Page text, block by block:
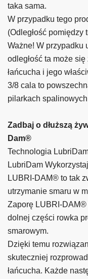
taka sama.
W przypadku tego
(Odległość pomiędzy
Ważne! W przypadku
odległość ta może
łańcucha i jego
3/8 cala to
pilarkach
Zadbaj o dłuższą
Dam®
Technologia
LubriDam
LUBRI-DAM® to tak
utrzymanie smaru w
Zaporę LUBRI-DAM®
dolnej części rowka
smarowym.
Dzięki temu
skuteczniej
łańcucha. Każde